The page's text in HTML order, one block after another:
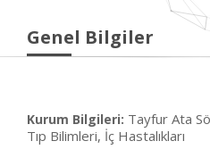
Genel Bilgiler
Kurum Bilgileri: Tayfur Ata
Tıp Bilimleri, İç Hastalıkları